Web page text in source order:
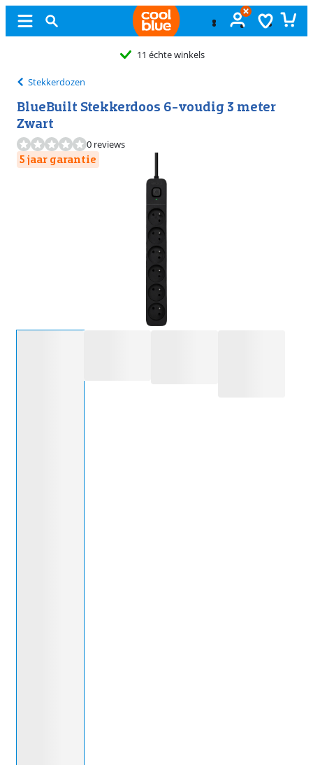
11 échte winkels
Stekkerdozen
BlueBuilt Stekkerdoos 6-voudig 3 meter
Zwart
0 reviews
5 jaar garantie